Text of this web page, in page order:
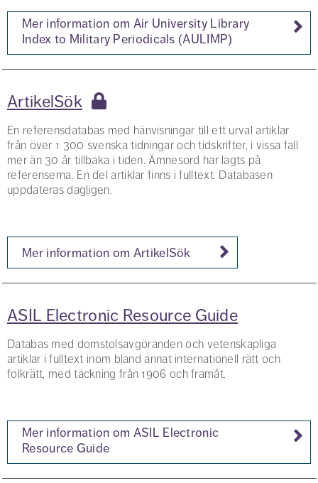
Mer information om Air University Library
Index to Military Periodicals (AULIMP)
ArtikelSök
En referensdatabas med hänvisningar till ett urval artiklar
från över 1 300 svenska tidningar och tidskrifter, i vissa fall
mer än 30 år tillbaka i tiden. Ämnesord har lagts på
referenserna. En del artiklar finns i fulltext. Databasen
uppdateras dagligen.
Mer information om ArtikelSök
ASIL Electronic Resource Guide
Databas med domstolsavgöranden och vetenskapliga
artiklar i fulltext inom bland annat internationell rätt och
folkrätt, med täckning från 1906 och framåt.
Mer information om ASIL Electronic
Resource Guide